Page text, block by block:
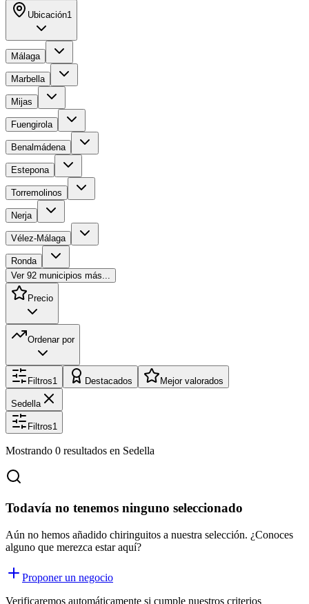
Ubicación1
Málaga
Marbella
Mijas
Fuengirola
Benalmádena
Estepona
Torremolinos
Nerja
Vélez-Málaga
Ronda
Ver 92 municipios más...
Precio
Ordenar por
Filtros1 Destacados Mejor valorados
Sedella
Filtros1
Mostrando 0 resultados en Sedella
Todavía no tenemos ninguno seleccionado
Aún no hemos añadido chiringuitos a nuestra selección. ¿Conoces
alguno que merezca estar aquí?
Proponer un negocio
Verificaremos automáticamente si cumple nuestros criterios